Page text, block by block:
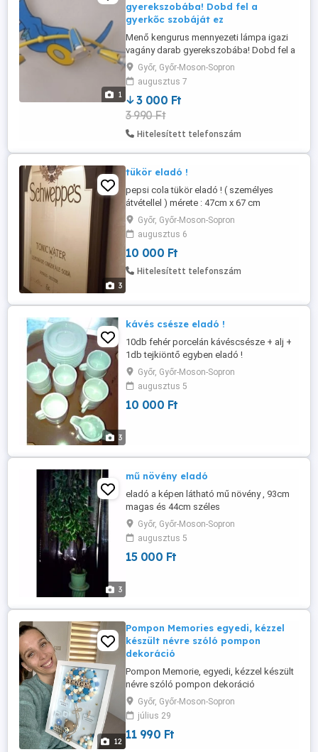
1
gyerekszobába! Dobd fel a
gyerkőc szobáját ez
Menő kengurus mennyezeti lámpa igazi
vagány darab gyerekszobába! Dobd fel a
gyerkőc szobáját ezzel a játékos,
különleges mintájú mennyezeti lámpával!
Vidám hangulatot teremt, nappal
dekoráció, este hangulatos fényforrás.
Egyedi, kenguru mintás design Tökéletes
választás fiúknak, lányoknak egyaránt ...
Győr, Győr-Moson-Sopron
augusztus 7
3 000 Ft
3 990 Ft
Hitelesített telefonszám
3
tükör eladó !
pepsi cola tükör eladó ! ( személyes
átvétellel ) mérete : 47cm x 67 cm
Győr, Győr-Moson-Sopron
augusztus 6
10 000 Ft
Hitelesített telefonszám
3
kávés csésze eladó !
10db fehér porcelán kávéscsésze + alj +
1db tejkiöntő egyben eladó !
Győr, Győr-Moson-Sopron
augusztus 5
10 000 Ft
3
mű növény eladó
eladó a képen látható mű növény , 93cm
magas és 44cm széles
Győr, Győr-Moson-Sopron
augusztus 5
15 000 Ft
12
Pompon Memories egyedi, kézzel
készült névre szóló pompon
dekoráció
Pompon Memorie, egyedi, kézzel készült
névre szóló pompon dekoráció
gyermeked nevével. Egyedi, kézzel
készített pompon dekoráció, amely névvel
és egyedi színekkel kérhető. Tökéletes
választás gyerekszobába vagy
Győr, Győr-Moson-Sopron
július 29
11 990 Ft